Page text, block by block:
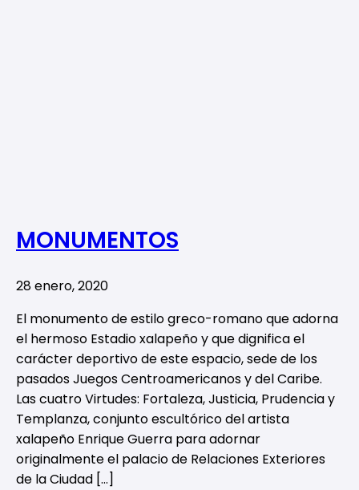
MONUMENTOS
28 enero, 2020
El monumento de estilo greco-romano que adorna
el hermoso Estadio xalapeño y que dignifica el
carácter deportivo de este espacio, sede de los
pasados Juegos Centroamericanos y del Caribe.
Las cuatro Virtudes: Fortaleza, Justicia, Prudencia y
Templanza, conjunto escultórico del artista
xalapeño Enrique Guerra para adornar
originalmente el palacio de Relaciones Exteriores
de la Ciudad […]